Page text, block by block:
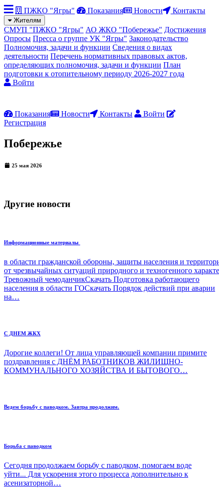
ПЖКО "Ягры" Показания Новости Контакты
Жителям
СМУП "ПЖКО "Ягры" АО ЖКО "Побережье" Достижения
Опросы Пресса о группе УК "Ягры" Законодательство
Полномочия, задачи и функции Сведения о видах
деятельности Перечень нормативных правовых актов,
определяющих полномочия, задачи и функции План
подготовки к отопительному периоду 2026-2027 года
Войти
Показания Новости Контакты
Войти
Регистрация
Побережье
25 мая 2026
Другие новости
Информационные материалы
в области гражданской обороны, защиты населения и
от чрезвычайных ситуаций природного и техногенного
Тревожный чемоданчикСкачать Подготовка работающего
населения в области ГОСкачать Порядок действий при аварии
на…
С ДНЕМ ЖКХ
Дорогие коллеги! От лица управляющей компании примите
поздравления с ДНЁМ РАБОТНИКОВ ЖИЛИЩНО-
КОММУНАЛЬНОГО ХОЗЯЙСТВА И БЫТОВОГО…
Ведем борьбу с паводком. Завтра продолжим.
Борьба с паводком
Сегодня продолжаем борьбу с паводком, помогаем воде
уйти... Для ускорения этого процесса дополнительно к
асенизаторной…